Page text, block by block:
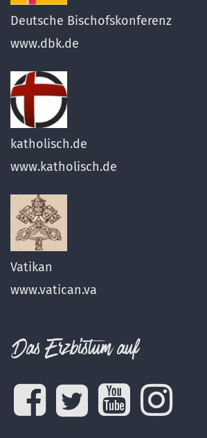
Deutsche Bischofskonferenz
www.dbk.de
katholisch.de
www.katholisch.de
Vatikan
www.vatican.va
Das Erzbistum auf